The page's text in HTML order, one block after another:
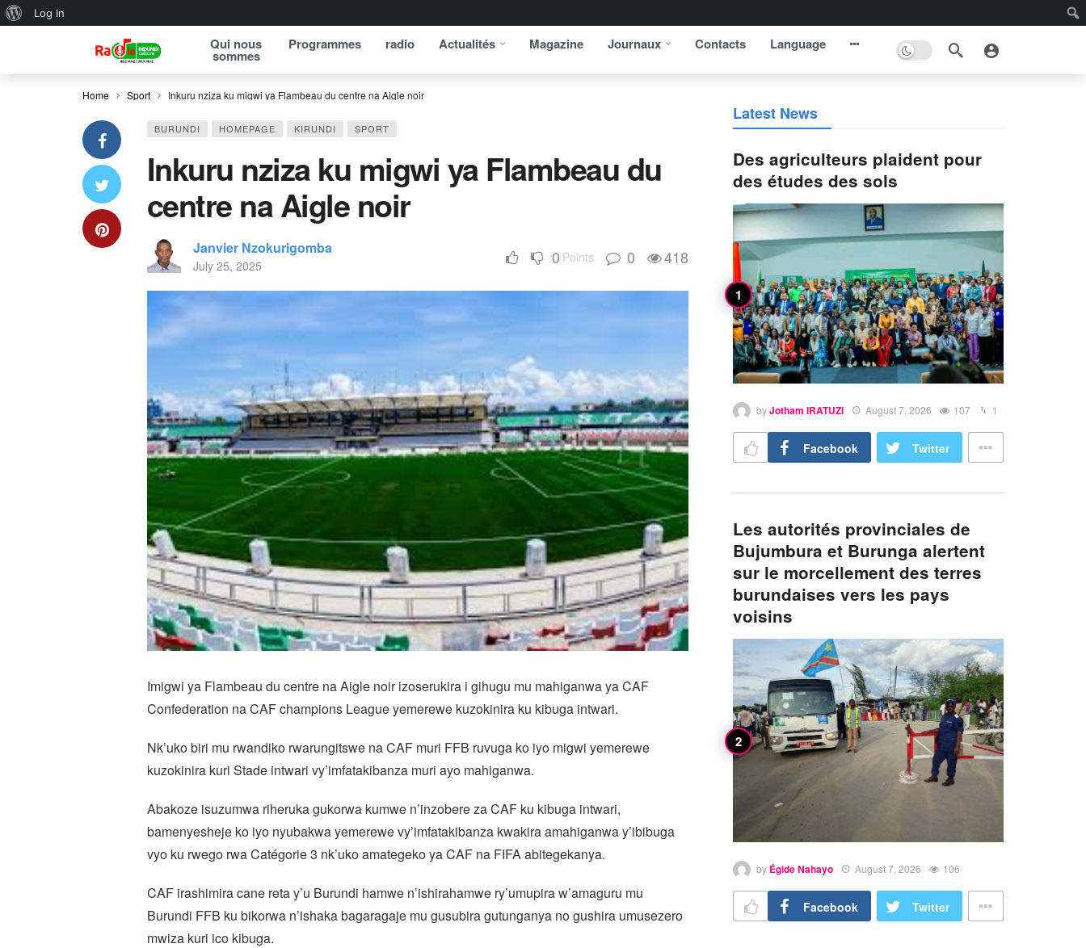
About WordPress
Log In
Qui nous
sommes
Programmes radio Actualités Magazine Journaux Contacts Language
Home Sport Inkuru nziza ku migwi ya Flambeau du centre na Aigle noir
BURUNDI HOMEPAGE KIRUNDI SPORT
Inkuru nziza ku migwi ya Flambeau du
centre na Aigle noir
Janvier Nzokurigomba
July 25, 2025 0 Points 0 418
Imigwi ya Flambeau du centre na Aigle noir izoserukira i gihugu mu mahiganwa ya CAF
Confederation na CAF champions League yemerewe kuzokinira ku kibuga intwari.
Nk’uko biri mu rwandiko rwarungitswe na CAF muri FFB ruvuga ko iyo migwi yemerewe
kuzokinira kuri Stade intwari vy’imfatakibanza muri ayo mahiganwa.
Abakoze isuzumwa riheruka gukorwa kumwe n’inzobere za CAF ku kibuga intwari,
bamenyesheje ko iyo nyubakwa yemerewe vy’imfatakibanza kwakira amahiganwa y’ibibuga
vyo ku rwego rwa Catégorie 3 nk’uko amategeko ya CAF na FIFA abitegekanya.
CAF irashimira cane reta y’u Burundi hamwe n’ishirahamwe ry’umupira w’amaguru mu
Burundi FFB ku bikorwa n’ishaka bagaragaje mu gusubira gutunganya no gushira umusezero
mwiza kuri ico kibuga.
Latest News
Des agriculteurs plaident pour
des études des sols
byJotham IRATUZI August 7, 2026 107 1
Facebook Twitter
Les autorités provinciales de
Bujumbura et Burunga alertent
sur le morcellement des terres
burundaises vers les pays
voisins
by Égide Nahayo August 7, 2026 106
Facebook Twitter